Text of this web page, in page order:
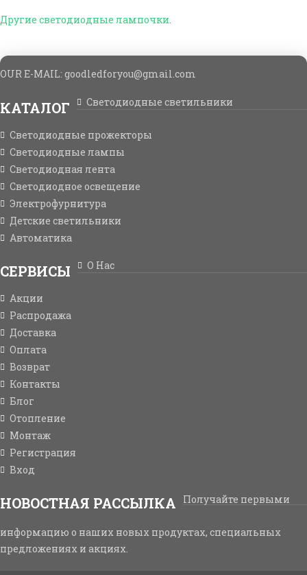
Другие светодиодные лампочки.
OUR E-MAIL: goodledforyou@gmail.cоm
КАТАЛОГ Светодиодные светильники
Светодиодные прожекторы
Светодиодные лампы
Светодиодная лента
Светодиодное освещение
Электрофурнитура
Детские светильники
Автоматика
СЕРВИСЫ О Нас
Акции
Распродажа
Доставка
Оплата
Возврат
Контакты
Блог
Отопление
Монтаж
Регистрация
Вход
НОВОСТНАЯ РАССЫЛКА Получайте первыми
информацию о наших новых продуктах, специальных
предложениях и акциях.